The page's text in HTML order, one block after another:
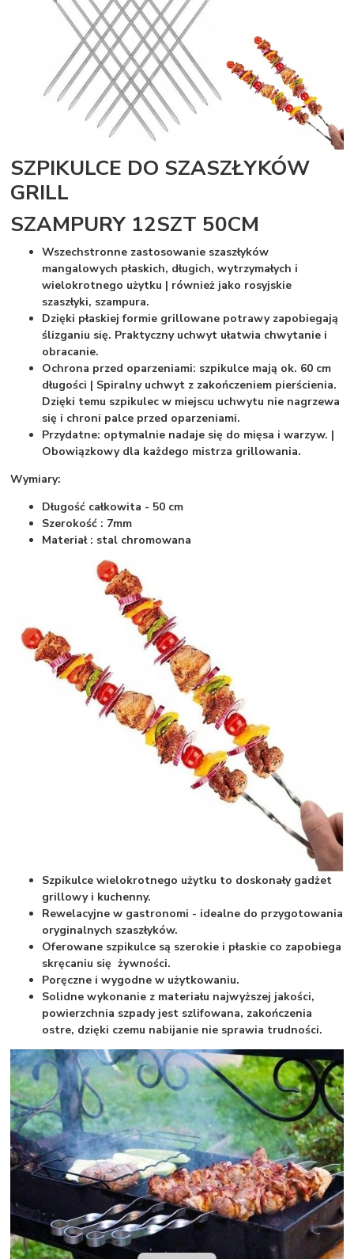
SZPIKULCE DO SZASZŁYKÓW
GRILL
SZAMPURY 12SZT 50CM
Wszechstronne zastosowanie szaszłyków
mangalowych płaskich, długich, wytrzymałych i
wielokrotnego użytku | również jako rosyjskie
szaszłyki, szampura.
Dzięki płaskiej formie grillowane potrawy zapobiegają
ślizganiu się. Praktyczny uchwyt ułatwia chwytanie i
obracanie.
Ochrona przed oparzeniami: szpikulce mają ok. 60 cm
długości | Spiralny uchwyt z zakończeniem pierścienia.
Dzięki temu szpikulec w miejscu uchwytu nie nagrzewa
się i chroni palce przed oparzeniami.
Przydatne: optymalnie nadaje się do mięsa i warzyw. |
Obowiązkowy dla każdego mistrza grillowania.
Wymiary:
Długość całkowita - 50 cm
Szerokość : 7mm
Materiał : stal chromowana
Szpikulce wielokrotnego użytku to doskonały gadżet
grillowy i kuchenny.
Rewelacyjne w gastronomi - idealne do przygotowania
oryginalnych szaszłyków.
Oferowane szpikulce są szerokie i płaskie co zapobiega
skręcaniu się żywności.
Poręczne i wygodne w użytkowaniu.
Solidne wykonanie z materiału najwyższej jakości,
powierzchnia szpady jest szlifowana, zakończenia
ostre, dzięki czemu nabijanie nie sprawia trudności.